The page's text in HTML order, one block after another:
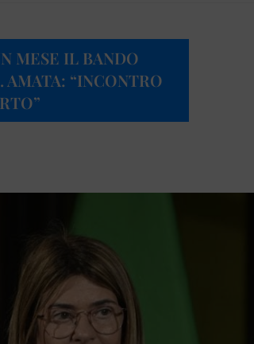
MESE IL BANDO
AMATA: “INCONTRO